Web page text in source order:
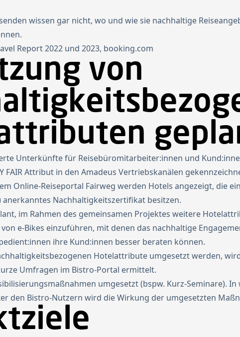
wissen gar nicht, wo und wie sie nachhaltige
Report 2022 und 2023, booking.com
von
Unterkünfte für Reisebüromitarbeiter:innen und
FAIR Attribut in den Amadeus Vertriebskanälen
Online-Reiseportal Fairweg werden Hotels angezeigt, die
anerkanntes Nachhaltigkeitszertifikat besitzen.
im Rahmen des gemeinsamen Projektes weitere
e-Bikes einzuführen, mit denen das nachhaltige
ihre Kund:innen besser beraten können.
Hotelattribute umgesetzt werden,
Umfragen im Bistro-Portal ermittelt.
umgesetzt (bspw. Kurz-Seminare). In
den Bistro-Nutzern wird die Wirkung der umgesetzten